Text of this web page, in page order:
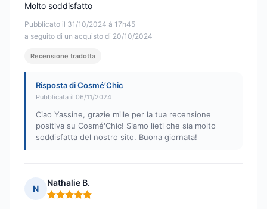
Pubblicato il 31/10/2024 à 17h45
a seguito di un acquisto di 20/10/2024
Molto soddisfatto
Recensione tradotta
Risposta di Cosmé’Chic
Pubblicata il 06/11/2024
Ciao Yassine, grazie mille per la tua recensione
positiva su Cosmé'Chic! Siamo lieti che sia molto
soddisfatta del nostro sito. Buona giornata!
N
Nathalie B.
Nota: 5 su 5